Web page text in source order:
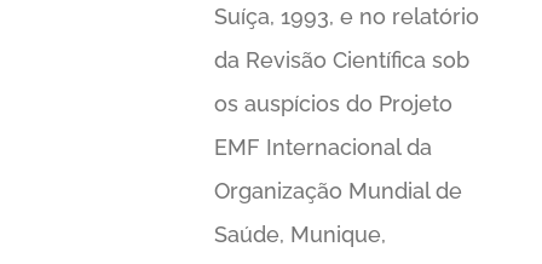
Suíça, 1993, e no relatório
da Revisão Científica sob
os auspícios do Projeto
EMF Internacional da
Organização Mundial de
Saúde, Munique,